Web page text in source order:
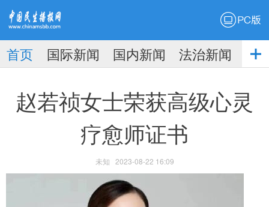
播
首页 国际新闻 国内新闻 法治新闻
社
赵若祯女士荣获高级心灵
疗愈师证书
未知 2023-08-22 16:09